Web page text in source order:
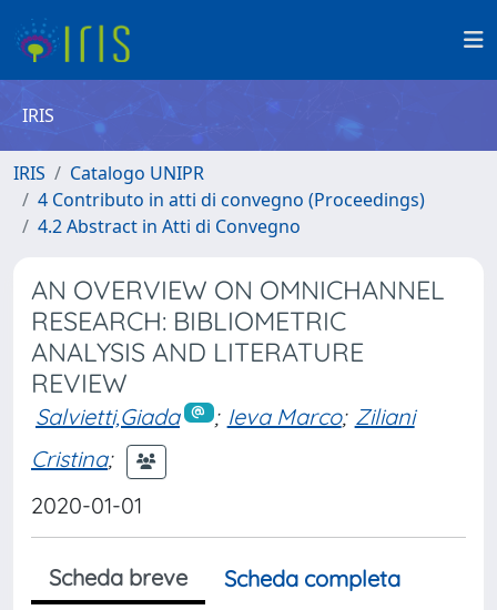
IRIS
IRIS
Catalogo UNIPR
4 Contributo in atti di convegno (Proceedings)
4.2 Abstract in Atti di Convegno
AN OVERVIEW ON OMNICHANNEL
RESEARCH: BIBLIOMETRIC
ANALYSIS AND LITERATURE
REVIEW
Salvietti,Giada ; Ieva Marco; Ziliani
Cristina;
2020-01-01
Scheda breve
Scheda completa